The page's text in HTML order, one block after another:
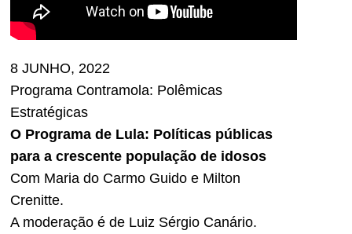
8 JUNHO, 2022
Programa Contramola: Polêmicas
Estratégicas
O Programa de Lula: Políticas públicas
para a crescente população de idosos
Com Maria do Carmo Guido e Milton
Crenitte.
A moderação é de Luiz Sérgio Canário.